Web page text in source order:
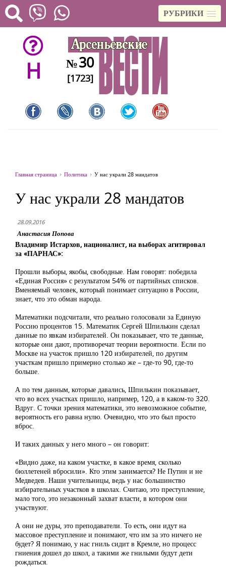
РУБРИКИ
H №30
[1723]
Главная страница Политика У нас украли 28 мандатов
У нас украли 28 мандатов
28.09.2016
Анастасия Попова
Владимир Истархов, националист, на выборах агитировал
за «ПАРНАС»:
Прошли выборы, якобы, свободные. Нам говорят: победила
«Единая Россия» с результатом 54% от партийных списков.
Вменяемый человек, который понимает ситуацию в России,
знает, что это обман народа.
Математики подсчитали, что реально голосовали за Единую
Россию процентов 15. Математик Сергей Шпилькин сделал
данные по явкам избирателей. Он показывает, что те данные,
которые они дают, противоречат теории вероятности. Если по
Москве на участок пришло 120 избирателей, по другим
участкам пришло примерно столько же – где-то 90, где-то
больше.
А по тем данным, которые давались, Шпилькин показывает,
что во всех участках пришло, например, 120, а в каком-то 320.
Вдруг. С точки зрения математики, это невозможное событие,
вероятность его равна нулю. Очевидно, что это был просто
вброс.
И таких данных у него много – он говорит:
«Видно даже, на каком участке, в какое время, сколько
бюллетеней вбросили». Кто этим занимается? Не Путин и не
Медведев. Наши учительницы, ведь у нас большинство
избирательных участков в школах. Считаю, это преступление,
мало того, это незаконный захват власти, в котором они
участвуют.
А они не дуры, это преподаватели. То есть, они идут на
массовое преступление и понимают, что им за это ничего не
будет? Я понимаю, у нас гниль сидит в Кремле, но процесс
гниения дошел до школ, а такими же гнилыми будут дети
рождаться.